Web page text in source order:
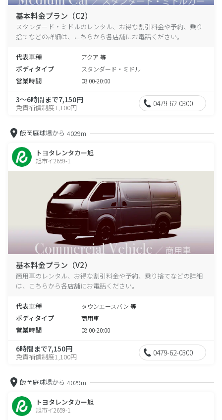
基本料金プラン（C2）
スタンダード・ミドルのレンタル、お得な割引料金や予約、乗り
捨てなどの詳細は、こちらから各店舗にお電話ください。
代表車種 アクア 等
ボディタイプ スタンダード・ミドル
営業時間 08:00-20:00
3～6時間まで7,150円
免責補償制度1,100円 0479-62-0300
飯岡庭球場から 4029m
トヨタレンタカー旭
旭市イ2659-1
基本料金プラン（V2）
商用車のレンタル、お得な割引料金や予約、乗り捨てなどの詳細
は、こちらから各店舗にお電話ください。
代表車種 タウンエースバン 等
ボディタイプ 商用車
営業時間 08:00-20:00
6時間まで7,150円
免責補償制度1,100円 0479-62-0300
飯岡庭球場から 4029m
トヨタレンタカー旭
旭市イ2659-1